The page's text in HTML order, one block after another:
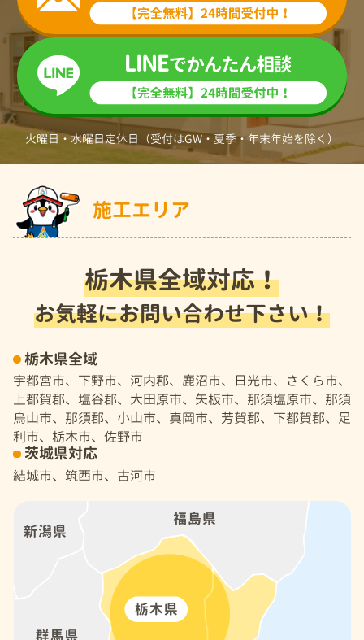
火曜日・水曜日定休日（受付はGW・夏季・年末年始を除く）
施工エリア
栃木県全域対応！
お気軽にお問い合わせ下さい！
栃木県全域
宇都宮市、下野市、河内郡、鹿沼市、日光市、さくら市、
上都賀郡、塩谷郡、大田原市、矢板市、那須塩原市、那須
烏山市、那須郡、小山市、真岡市、芳賀郡、下都賀郡、足
利市、栃木市、佐野市
茨城県対応
結城市、筑西市、古河市